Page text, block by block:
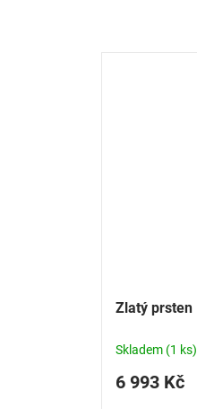
Zlatý prsten
Skladem (1 ks)
6 993 Kč